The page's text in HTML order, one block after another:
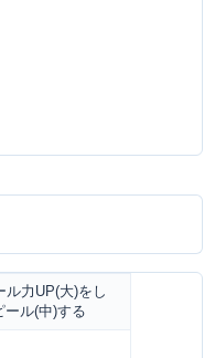
ル力UP(大)をし
ール(中)する